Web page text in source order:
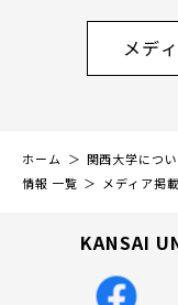
メデ
ホーム 関西大学につ
情報 一覧
メディア掲
KANSAI